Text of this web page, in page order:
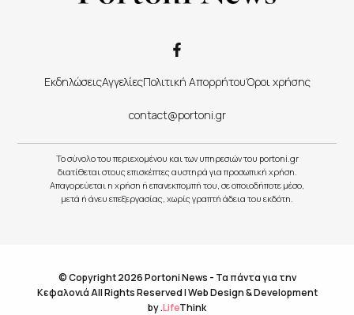
ΕκδηλώσειςΑγγελίεςΠολιτική ΑπορρήτουΌροι χρήσης
contact@portoni.gr
Το σύνολο του περιεχομένου και των υπηρεσιών του portoni.gr
διατίθεται στους επισκέπτες αυστηρά για προσωπική χρήση.
Απαγορεύεται η χρήση ή επανεκπομπή του, σε οποιοδήποτε μέσο,
μετά ή άνευ επεξεργασίας, χωρίς γραπτή άδεια του εκδότη.
© Copyright 2026 Portoni News - Τα πάντα για την
Κεφαλονιά All Rights Reserved |Web Design & Development
by.LifeThink